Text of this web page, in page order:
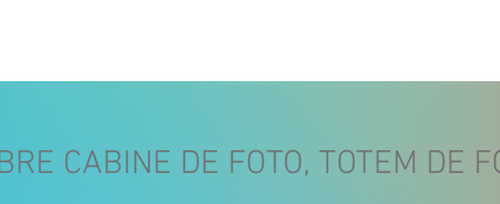
CABINE DE FOTO, TOTEM DE